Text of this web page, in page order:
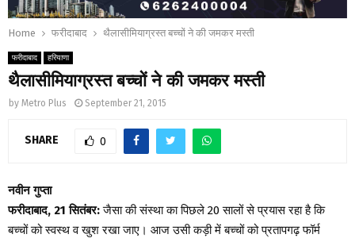
Home फरीदाबाद थैलासीमियाग्रस्त बच्चों ने की जमकर मस्ती
फरीदाबाद हरियाणा
थैलासीमियाग्रस्त बच्चों ने की जमकर मस्ती
by Metro Plus September 21, 2015
SHARE 0
नवीन गुप्ता
फरीदाबाद, 21 सितंबर:जैसा की संस्था का पिछले 20 सालों से प्रयास रहा है कि
बच्चों को स्वस्थ व खुश रखा जाए। आज उसी कड़ी में बच्चों को प्रतापगढ़ फॉर्म